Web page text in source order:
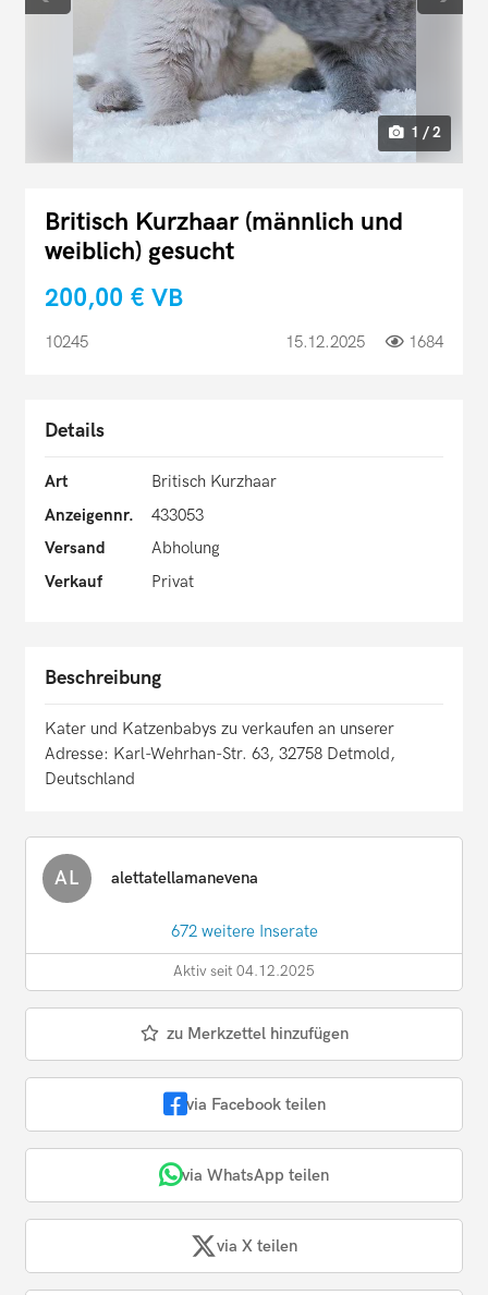
1 / 2
Britisch Kurzhaar (männlich und
weiblich) gesucht
200,00 € VB
10245 15.12.2025 1684
Details
Art
Britisch Kurzhaar
Anzeigennr.
433053
Versand
Abholung
Verkauf
Privat
Beschreibung
Kater und Katzenbabys zu verkaufen an unserer
Adresse: Karl-Wehrhan-Str. 63, 32758 Detmold,
Deutschland
AL alettatellamanevena
672 weitere Inserate
Aktiv seit 04.12.2025
zu Merkzettel hinzufügen
via Facebook teilen
via WhatsApp teilen
via X teilen